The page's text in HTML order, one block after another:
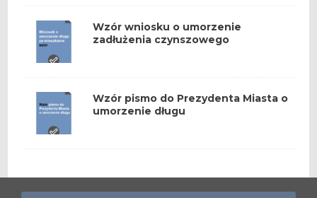
Wzór wniosku o umorzenie
zadłużenia czynszowego
Wzór pismo do Prezydenta Miasta o
umorzenie długu